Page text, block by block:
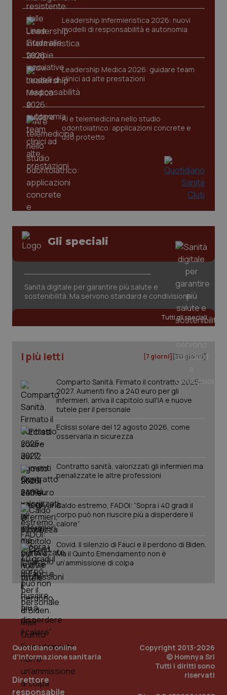
Leadership Infermieristica 2026: nuovi
modelli di responsabilità e autonomia
Leadership Medica 2026: guidare team
clinici ad alte prestazioni
AI e telemedicina nello studio
odontoiatrico: applicazioni concrete e
uso protetto
Gli speciali
Sanità digitale per garantire più salute e
sostenibilità. Ma servono standard e condivisione
Tutti gli speciali
I più letti [7 giorni] [30 giorni]
Comparto Sanità. Firmato il contratto 2025-
2027. Aumenti fino a 240 euro per gli
infermieri, arriva il capitolo sull'IA e nuove
tutele per il personale
Eclissi solare del 12 agosto 2026, come
osservarla in sicurezza
Contratto sanità, valorizzati gli infermieri ma
penalizzate le altre professioni
Caldo estremo, FADOI: “Sopra i 40 gradi il
corpo può non riuscire più a disperdere il
calore”
Covid. Il silenzio di Fauci e il perdono di Biden.
Ma il Quinto Emendamento non è
un’ammissione di colpa
Quotidiano online
d'informazione sanitaria
Direttore
responsabile
Copyright 2013-2026
© Homnya Srl
Tutti i diritti sono
riservati
CookieScriptConsent
CookieScript
www.quotidianosanita.it
tracking-sites-ironfish-
www.quotidianosanita.it
www.quotidianosanita.it
_ga
Google LLC
.quotidianosanita.it
1
mese
PHPSESSID